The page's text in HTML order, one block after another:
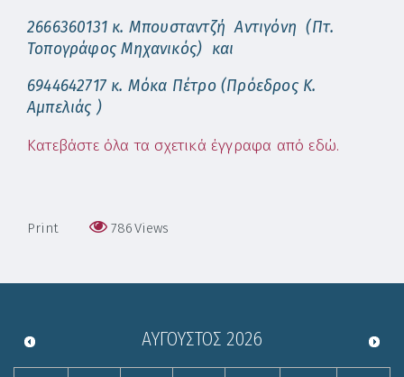
2666360131 κ. Μπουσταντζή Αντιγόνη (Πτ.
Τοπογράφος Μηχανικός) και
6944642717 κ. Μόκα Πέτρο (Πρόεδρος Κ.
Αμπελιάς )
Κατεβάστε όλα τα σχετικά έγγραφα από εδώ.
Print 786Views
ΑΎΓΟΥΣΤΟΣ 2026